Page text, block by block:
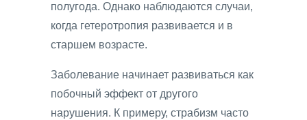
полугода. Однако наблюдаются случаи,
когда гетеротропия развивается и в
старшем возрасте.
Заболевание начинает развиваться как
побочный эффект от другого
нарушения. К примеру, страбизм часто